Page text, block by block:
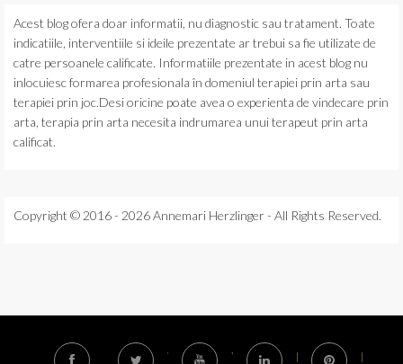
Acest blog ofera doar informatii, nu diagnostic sau tratament. Toate
indicatiile, interventiile si ideile prezentate ar trebui sa fie utilizate de
catre persoanele calificate. Informatiile prezentate in acest blog nu
inlocuiesc formarea profesionala în domeniul terapiei prin arta sau
terapiei prin joc.Desi oricine poate avea o experienta de vindecare prin
arta, terapia prin arta necesita indrumarea unui terapeut prin arta
calificat.
Copyright © 2016 - 2026 Annemari Herzlinger - All Rights Reserved.
T
Y
L
P